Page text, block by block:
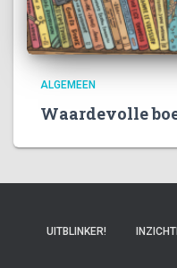
ALGEMEEN
Waardevolle
UITBLINKER!